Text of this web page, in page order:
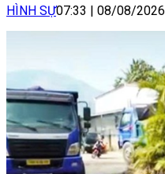
HÌNH SỰ07:33 | 08/08/2026